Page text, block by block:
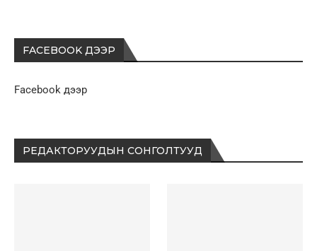
FACEBOOK ДЭЭР
Facebook дээр
РЕДАКТОРУУДЫН СОНГОЛТУУД